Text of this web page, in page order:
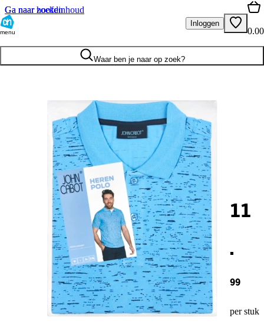
Ga naar hoofdinhoud
Ga naar zoeken
menu
Inloggen
0.00
Waar ben je naar op zoek?
11
.
99
per stuk